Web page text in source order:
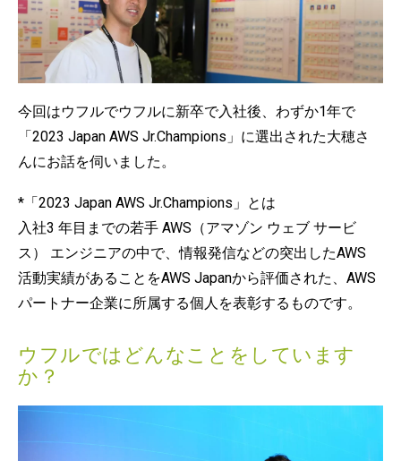
今回はウフルでウフルに新卒で入社後、わずか1年で
「2023 Japan AWS Jr.Champions」に選出された大穂さ
んにお話を伺いました。
*「2023 Japan AWS Jr.Champions」とは
入社3 年目までの若手 AWS（アマゾン ウェブ サービ
ス） エンジニアの中で、情報発信などの突出したAWS
活動実績があることをAWS Japanから評価された、AWS
パートナー企業に所属する個人を表彰するものです。
ウフルではどんなことをしています
か？